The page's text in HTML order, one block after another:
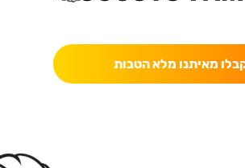
מאיתנו מלא הטבות